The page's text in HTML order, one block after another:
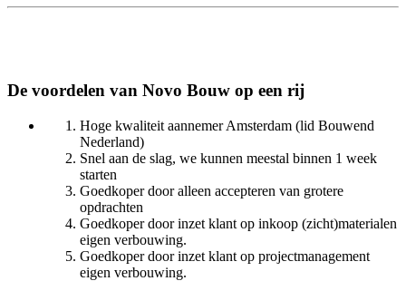
De voordelen van Novo Bouw op een rij
Hoge kwaliteit aannemer Amsterdam (lid Bouwend
Nederland)
Snel aan de slag, we kunnen meestal binnen 1 week
starten
Goedkoper door alleen accepteren van grotere
opdrachten
Goedkoper door inzet klant op inkoop (zicht)materialen
eigen verbouwing.
Goedkoper door inzet klant op projectmanagement
eigen verbouwing.